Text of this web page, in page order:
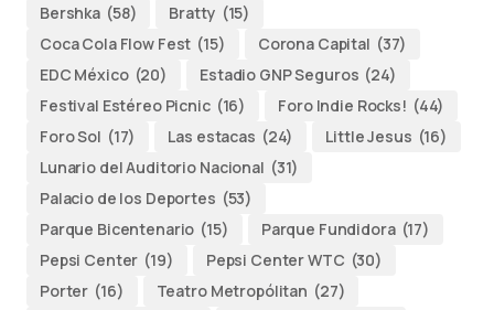
Bershka (58) Bratty (15)
Coca Cola Flow Fest (15) Corona Capital (37)
EDC México (20) Estadio GNP Seguros (24)
Festival Estéreo Picnic (16) Foro Indie Rocks! (44)
Foro Sol (17) Las estacas (24) Little Jesus (16)
Lunario del Auditorio Nacional (31)
Palacio de los Deportes (53)
Parque Bicentenario (15) Parque Fundidora (17)
Pepsi Center (19) Pepsi Center WTC (30)
Porter (16) Teatro Metropólitan (27)